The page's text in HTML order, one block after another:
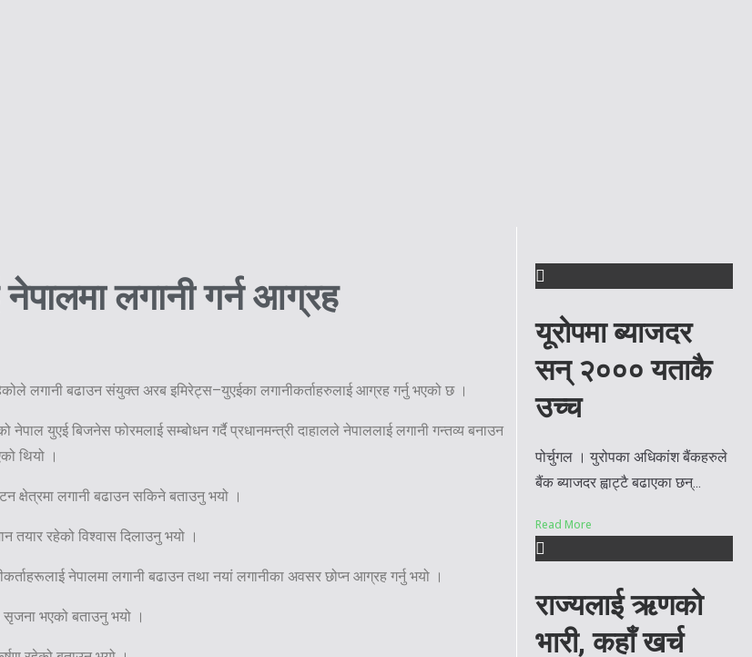
लगानी गर्न आग्रह
लगानी बढाउन संयुक्त अरब इमिरेट्स–युएईका लगानीकर्ताहरुलाई आग्रह गर्नु भएको छ ।
नेपाल युएई बिजनेस फोरमलाई सम्बोधन गर्दै प्रधानमन्त्री दाहालले नेपाललाई लगानी गन्तव्य बनाउन
थियो ।
क्षेत्रमा लगानी बढाउन सकिने बताउनु भयो ।
तयार रहेको विश्वास दिलाउनु भयो ।
नेपालमा लगानी बढाउन तथा नयां लगानीका अवसर छोप्न आग्रह गर्नु भयो ।
भएको बताउनु भयो ।
यूरोपमा ब्याजदर
सन् २००० यताकै
उच्च
पोर्चुगल । युरोपका अधिकांश बैंकहरुले
बैंक ब्याजदर ह्वाट्टै बढाएका छन्...
Read More
राज्यलाई ऋणको
भारी, कहाँ खर्च